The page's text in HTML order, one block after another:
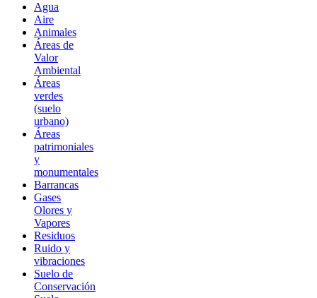
Agua
Aire
Animales
Áreas de
Valor
Ambiental
Áreas
verdes
(suelo
urbano)
Áreas
patrimoniales
y
monumentales
Barrancas
Gases
Olores y
Vapores
Residuos
Ruido y
vibraciones
Suelo de
Conservación